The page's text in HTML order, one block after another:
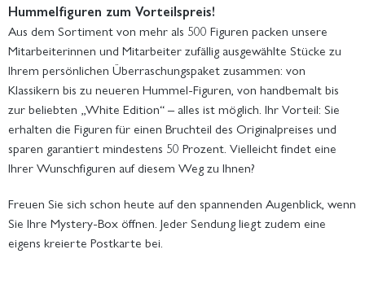
Hummelfiguren zum Vorteilspreis!
Aus dem Sortiment von mehr als 500 Figuren packen unsere
Mitarbeiterinnen und Mitarbeiter zufällig ausgewählte Stücke zu
Ihrem persönlichen Überraschungspaket zusammen: von
Klassikern bis zu neueren Hummel-Figuren, von handbemalt bis
zur beliebten „White Edition“ – alles ist möglich. Ihr Vorteil: Sie
erhalten die Figuren für einen Bruchteil des Originalpreises und
sparen garantiert mindestens 50 Prozent. Vielleicht findet eine
Ihrer Wunschfiguren auf diesem Weg zu Ihnen?
Freuen Sie sich schon heute auf den spannenden Augenblick, wenn
Sie Ihre Mystery-Box öffnen. Jeder Sendung liegt zudem eine
eigens kreierte Postkarte bei.